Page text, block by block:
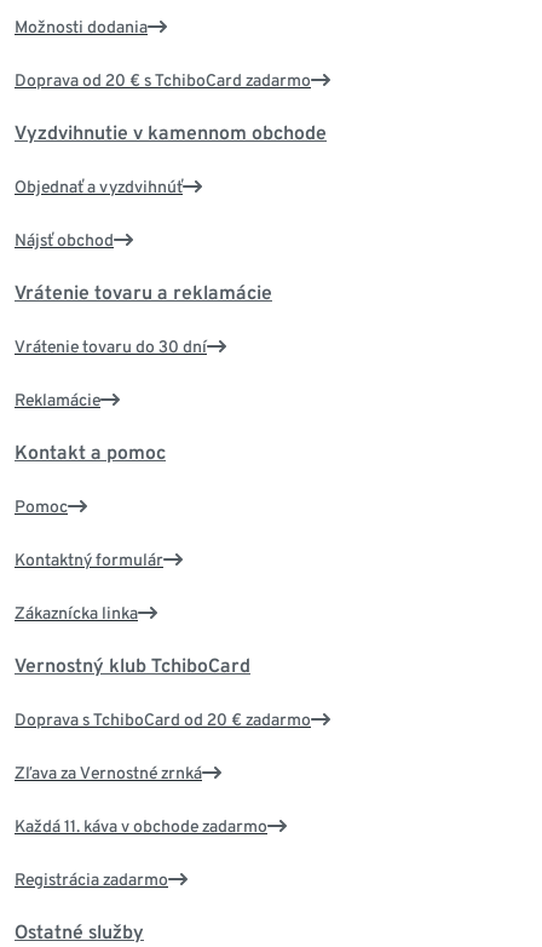
Možnosti dodania
Doprava od 20 € s TchiboCard zadarmo
Vyzdvihnutie v kamennom obchode
Objednať a vyzdvihnúť
Nájsť obchod
Vrátenie tovaru a reklamácie
Vrátenie tovaru do 30 dní
Reklamácie
Kontakt a pomoc
Pomoc
Kontaktný formulár
Zákaznícka linka
Vernostný klub TchiboCard
Doprava s TchiboCard od 20 € zadarmo
Zľava za Vernostné zrnká
Každá 11. káva v obchode zadarmo
Registrácia zadarmo
Ostatné služby